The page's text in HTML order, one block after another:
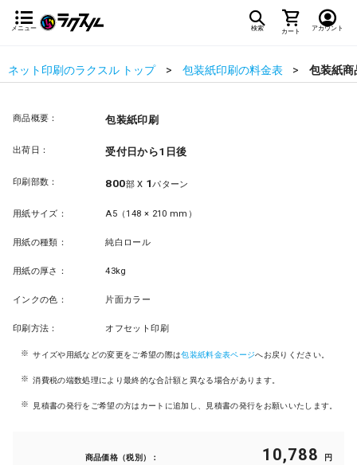
メニュー 検索 カート アカウント
ネット印刷のラクスル トップ 包装紙印刷の料金表 包装紙商
商品概要： 包装紙印刷
出荷日： 受付日から1日後
印刷部数： 800部 X 1パターン
用紙サイズ： A5（148 × 210 mm）
用紙の種類： 純白ロール
用紙の厚さ： 43kg
インクの色： 片面カラー
印刷方法： オフセット印刷
サイズや用紙などの変更をご希望の際は包装紙料金表ページへお戻りください。
消費税の端数処理により最終的な合計額と異なる場合があります。
見積書の発行をご希望の方はカートに追加し、見積書の発行をお願いいたします。
商品価格（税別）： 10,788 円